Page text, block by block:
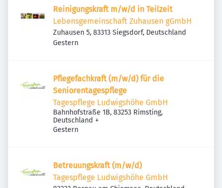
Reinigungskraft m/w/d in Teilzeit
Lebensgemeinschaft Zuhausen gGmbH
Zuhausen 5, 83313 Siegsdorf, Deutschland
Veröffentlicht
Gestern
Pflegefachkraft (m/w/d) für die
Seniorentagespflege
Tagespflege Ludwigshöhe GmbH
Bahnhofstraße 1B, 83253 Rimsting,
Deutschland +
Veröffentlicht
Gestern
Betreuungskraft (m/w/d)
Tagespflege Ludwigshöhe GmbH